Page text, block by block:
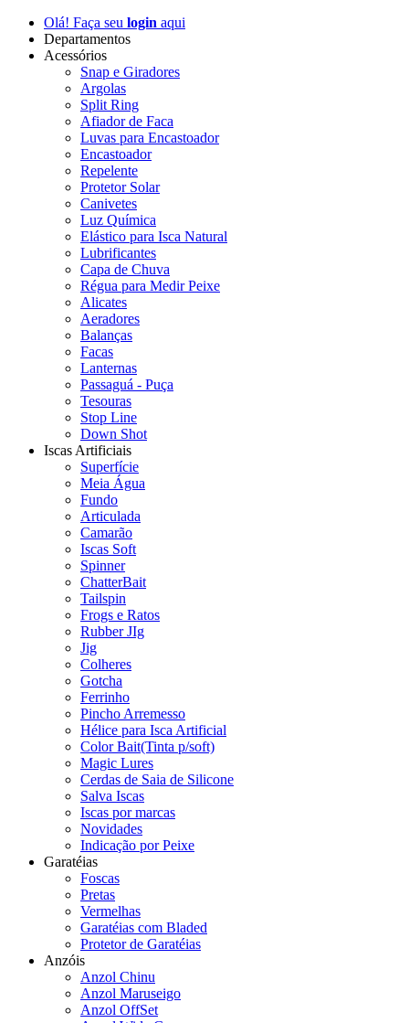
Olá! Faça seu login aqui
Departamentos
Acessórios
Snap e Giradores
Argolas
Split Ring
Afiador de Faca
Luvas para Encastoador
Encastoador
Repelente
Protetor Solar
Canivetes
Luz Química
Elástico para Isca Natural
Lubrificantes
Capa de Chuva
Régua para Medir Peixe
Alicates
Aeradores
Balanças
Facas
Lanternas
Passaguá - Puça
Tesouras
Stop Line
Down Shot
Iscas Artificiais
Superfície
Meia Água
Fundo
Articulada
Camarão
Iscas Soft
Spinner
ChatterBait
Tailspin
Frogs e Ratos
Rubber JIg
Jig
Colheres
Gotcha
Ferrinho
Pincho Arremesso
Hélice para Isca Artificial
Color Bait(Tinta p/soft)
Magic Lures
Cerdas de Saia de Silicone
Salva Iscas
Iscas por marcas
Novidades
Indicação por Peixe
Garatéias
Foscas
Pretas
Vermelhas
Garatéias com Bladed
Protetor de Garatéias
Anzóis
Anzol Chinu
Anzol Maruseigo
Anzol OffSet